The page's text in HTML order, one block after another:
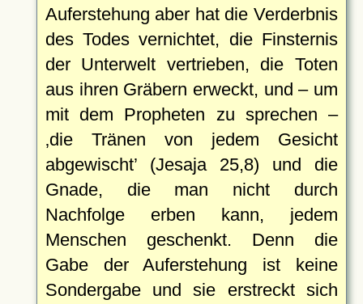
Auferstehung aber hat die Verderbnis
des Todes vernichtet, die Finsternis
der Unterwelt vertrieben, die Toten
aus ihren Gräbern erweckt, und – um
mit dem Propheten zu sprechen –
die Tränen von jedem Gesicht
abgewischt(Jesaja 25,8) und die
Gnade, die man nicht durch
Nachfolge erben kann, jedem
Menschen geschenkt. Denn die
Gabe der Auferstehung ist keine
Sondergabe und sie erstreckt sich